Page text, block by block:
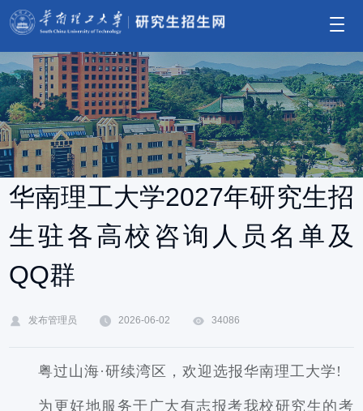
华南理工大学2027年研究生招
生驻各高校咨询人员名单及
QQ群
发布管理员 2026-06-02 34086
粤过山海·研续湾区，欢迎选报华南理工大学!
为更好地服务于广大有志报考我校研究生的考